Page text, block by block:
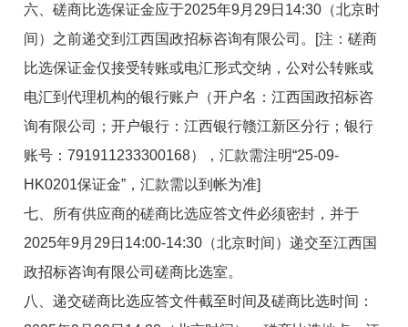
六、磋商比选保证金应于2025年9月29日14:30（北京时
间）之前递交到江西国政招标咨询有限公司。[注：磋商
比选保证金仅接受转账或电汇形式交纳，公对公转账或
电汇到代理机构的银行账户（开户名：江西国政招标咨
询有限公司；开户银行：江西银行赣江新区分行；银行
账号：791911233300168），汇款需注明“25-09-
HK0201保证金”，汇款需以到帐为准]
七、所有供应商的磋商比选应答文件必须密封，并于
2025年9月29日14:00-14:30（北京时间）递交至江西国
政招标咨询有限公司磋商比选室。
八、递交磋商比选应答文件截至时间及磋商比选时间：